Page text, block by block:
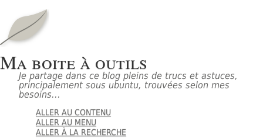
Ma boite à outils
Je partage dans ce blog pleins de trucs et astuces,
principalement sous ubuntu, trouvées selon mes
besoins...
ALLER AU CONTENU
ALLER AU MENU
ALLER À LA RECHERCHE